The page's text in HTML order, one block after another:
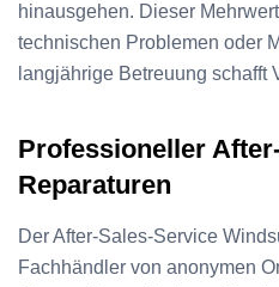
hinausgehen. Dieser
technischen Problemen oder
langjährige Betreuung schafft
Professioneller
Reparaturen
Der After-Sales-Service
Fachhändler von anonymen